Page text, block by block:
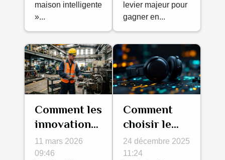
maison intelligente
»...
levier majeur pour
gagner en...
Comment les
innovations
dans les
vêtements
11 mars 2026
09:46
Comment
choisir le
bon
dispositif
24 décembre 2025
11:24